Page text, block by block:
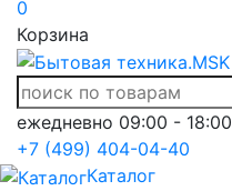
0
Корзина
ежедневно 09:00 - 18:00
+7 (499) 404-04-40
Каталог